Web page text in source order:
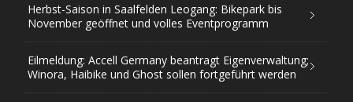
Herbst-Saison in Saalfelden Leogang: Bikepark bis
November geöffnet und volles Eventprogramm
Eilmeldung: Accell Germany beantragt Eigenverwaltung;
Winora, Haibike und Ghost sollen fortgeführt werden